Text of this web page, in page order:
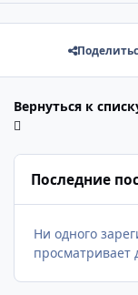
Вернуться к
Последние
Ни одного
просматривает